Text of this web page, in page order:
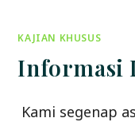
KAJIAN KHUSUS
Informasi
Kami segenap